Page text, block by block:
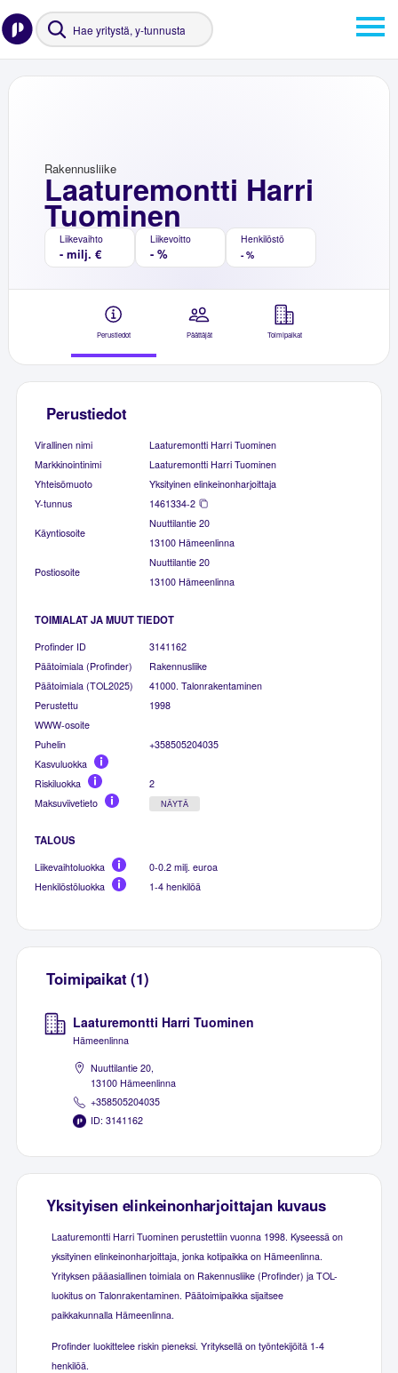
Laaturemontti Harri
Tuominen
Rakennusliike
Liikevaihto
- milj. €
Liikevoitto
- %
Henkilöstö
- %
Perustiedot Päättäjät Toimipaikat
Perustiedot
Virallinen nimi
Laaturemontti Harri Tuominen
Markkinointinimi
Laaturemontti Harri Tuominen
Yhteisömuoto
Yksityinen elinkeinonharjoittaja
Y-tunnus
1461334-2
Käyntiosoite
Nuuttilantie 20
13100 Hämeenlinna
Postiosoite
Nuuttilantie 20
13100 Hämeenlinna
TOIMIALAT JA MUUT TIEDOT
Profinder ID
3141162
Päätoimiala (Profinder)
Rakennusliike
Päätoimiala (TOL2025)
41000. Talonrakentaminen
Perustettu
1998
WWW-osoite
Puhelin
+358505204035
Kasvuluokka
Riskiluokka
2
Maksuviivetieto
NÄYTÄ
TALOUS
Liikevaihtoluokka
0-0.2 milj. euroa
Henkilöstöluokka
1-4 henkilöä
Toimipaikat (1)
Laaturemontti Harri Tuominen
Hämeenlinna
Nuuttilantie 20,
13100 Hämeenlinna
+358505204035
ID: 3141162
Yksityisen elinkeinonharjoittajan kuvaus
Laaturemontti Harri Tuominen perustettiin vuonna 1998. Kyseessä on
yksityinen elinkeinonharjoittaja, jonka kotipaikka on Hämeenlinna.
Yrityksen pääasiallinen toimiala on Rakennusliike (Profinder) ja TOL-
luokitus on Talonrakentaminen. Päätoimipaikka sijaitsee
paikkakunnalla Hämeenlinna.
Profinder luokittelee riskin pieneksi. Yrityksellä on työntekijöitä 1-4
henkilöä.